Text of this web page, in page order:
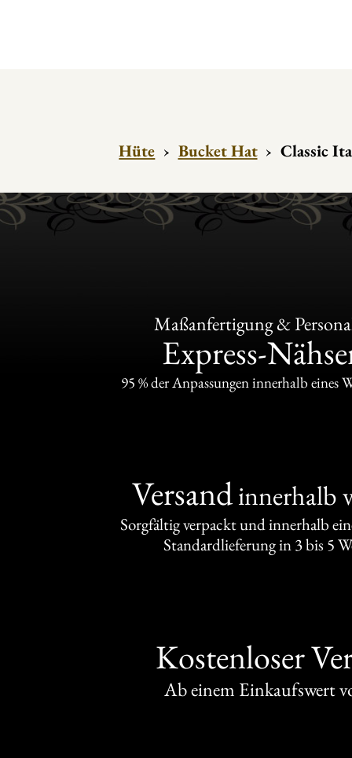
Hüte › Bucket Hat › Classic
Maßanfertigung &
Express-
95 % der Anpassungen innerhalb eines
Versandinnerhalb
Sorgfältig verpackt und innerhalb
Standardlieferung in 3 bis 5
Kostenloser
Ab einem Einkaufswert